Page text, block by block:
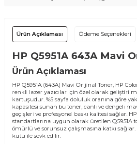
Ürün Açıklaması Ödeme Seçenekleri
HP Q5951A 643A Mavi
Ürün Açıklaması
HP Q5951A (643A) Mavi Orijinal Toner, HP
renkli lazer yazıcılar için özel olarak
kartuşudur. %5 sayfa doluluk oranına göre
kapasitesi sunan bu toner, canlı ve dengeli
geçişleri ve profesyonel baskı kalitesi sağlar.
standartlarına uygun olarak üretilen Q5951A
ömürlü ve sorunsuz çalışmasına katkı
kutu ile sevk edilir.